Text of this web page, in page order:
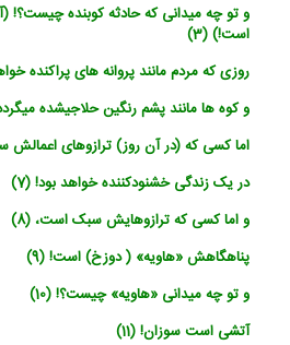
و تو چه می‏دانی که حادثه کوبنده چیست؟!
است!) (3)
روزی که مردم مانند پروانه‏ های پراکنده
و کوه‏ ها مانند پشم رنگین حلاجی‏شده
اما کسی که (در آن روز) ترازوهای اعمالش
در یک زندگی خشنودکننده خواهد بود! (7)
و اما کسی که ترازوهایش سبک است، (8)
پناهگاهش «هاویه‏» ( دوزخ) است! (9)
و تو چه می‏دانی «هاویه‏» چیست؟! (10)
آتشی است سوزان! (11)